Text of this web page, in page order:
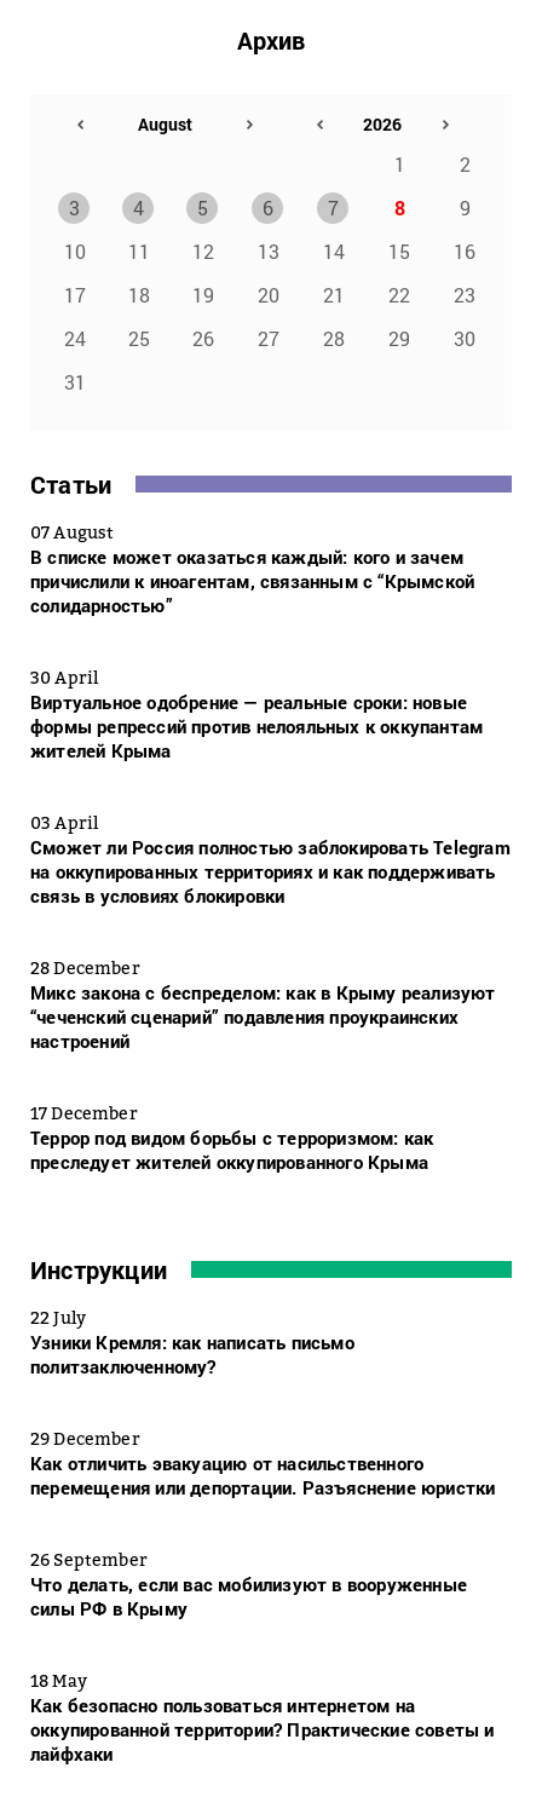
Архив
1
2
3
4 5 6 7 8
9
10
11 12 13 14 15
16
17
18 19 20 21 22
23
24
25 26 27 28 29
30
31
Статьи
07 August
В списке может оказаться каждый: кого и зачем
причислили к иноагентам, связанным с “Крымской
солидарностью”
30 April
Виртуальное одобрение — реальные сроки: новые
формы репрессий против нелояльных к оккупантам
жителей Крыма
03 April
Сможет ли Россия полностью заблокировать Telegram
на оккупированных территориях и как поддерживать
связь в условиях блокировки
28 December
Микс закона с беспределом: как в Крыму реализуют
“чеченский сценарий” подавления проукраинских
настроений
17 December
Террор под видом борьбы с терроризмом: как
преследует жителей оккупированного Крыма
Инструкции
22 July
Узники Кремля: как написать письмо
политзаключенному?
29 December
Как отличить эвакуацию от насильственного
перемещения или депортации. Разъяснение юристки
26 September
Что делать, если вас мобилизуют в вооруженные
силы РФ в Крыму
18 May
Как безопасно пользоваться интернетом на
оккупированной территории? Практические советы и
лайфхаки